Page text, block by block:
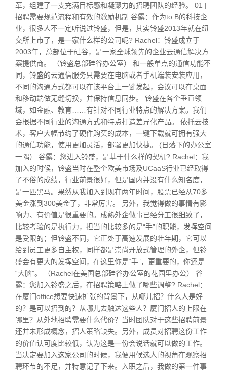
革，组建了一支充满目标感和凝聚力的招聘团队的经验。 01 |
招聘需要规范流程和有效的激励机制 谷露：作为to B的科技企
业，很多人不一定听说过铃盛，但是，其实铃盛2013年就在纽
交所上市了，是一家什么样的公司呢? Rachel：铃盛成立于
2003年，总部位于硅谷，是一家全球领先的企业云通信解决方
案提供商。 （铃盛总部硅谷办公室） 和一般单点的通信功能不
同，铃盛的云通信服务只需要在电脑或者手机端装安装应用，
不同的沟通方式都可以在该平台上一键发起，会议可以在桌面
和移动端做无缝切换，并保持信息同步。 铃盛在各个垂直领
域，如金融、教育……有针对不同行业特点的解决方案。我们
会根据不同行业的沟通方式和特点打造差异化产品。 依托云技
术，客户大幅节约了硬件购买的成本，一键下载就可拥有强大
的通信功能，使用更加灵活，部署更加快捷。 (日落下的办公室
一隅） 谷露：您进入铃盛，是基于什么样的契机? Rachel：我
加入的时候，铃盛当时在整个欧美市场及UCaaS行业已经取得
了不俗的成绩，行业前景很好，但是国内并没有什么知名度，
是一匹黑马。果然从我加入到现在两年时间，股票已经从70多
美金涨到300美金了，非常厉害。 另外，我觉得做的事情有影
响力、有价值是很重要的。成熟外企做事已经分工很细致了，
比较考验的是执行力，担当的比较多的是“手”的职能，发挥空间
是受限的；但铃盛不同，它正处于高速发展的壮年期，它可以
给到员工更多自主权，同样都是崇尚开放式管理的外企，但铃
盛会有更大的发挥空间，在这里你是“手”，更重要的，你还是
“大脑”。 （Rachel在美国总部硅谷办公室的花园里办公） 谷
露：您加入铃盛之后，在招聘策略上做了哪些调整? Rachel：
在厦门office想要快速扩张的背景下，从哪儿招？什么人是好
的？是可以招到的？从哪儿去触达这些人？厦门招人的上限在
哪里？从外地招聘需要什么代价？当时团队对于这些招聘前景
还并未形成概念，招人策略缺失。另外，成员对招聘这份工作
的价值认可度比较低，认为这是一份会说话就可以做的工作。
当决定要加入这家公司的时候，我便用候选人的视角在观察招
聘环节的不足，并特意记了下来。入职之后，我做的第一件事